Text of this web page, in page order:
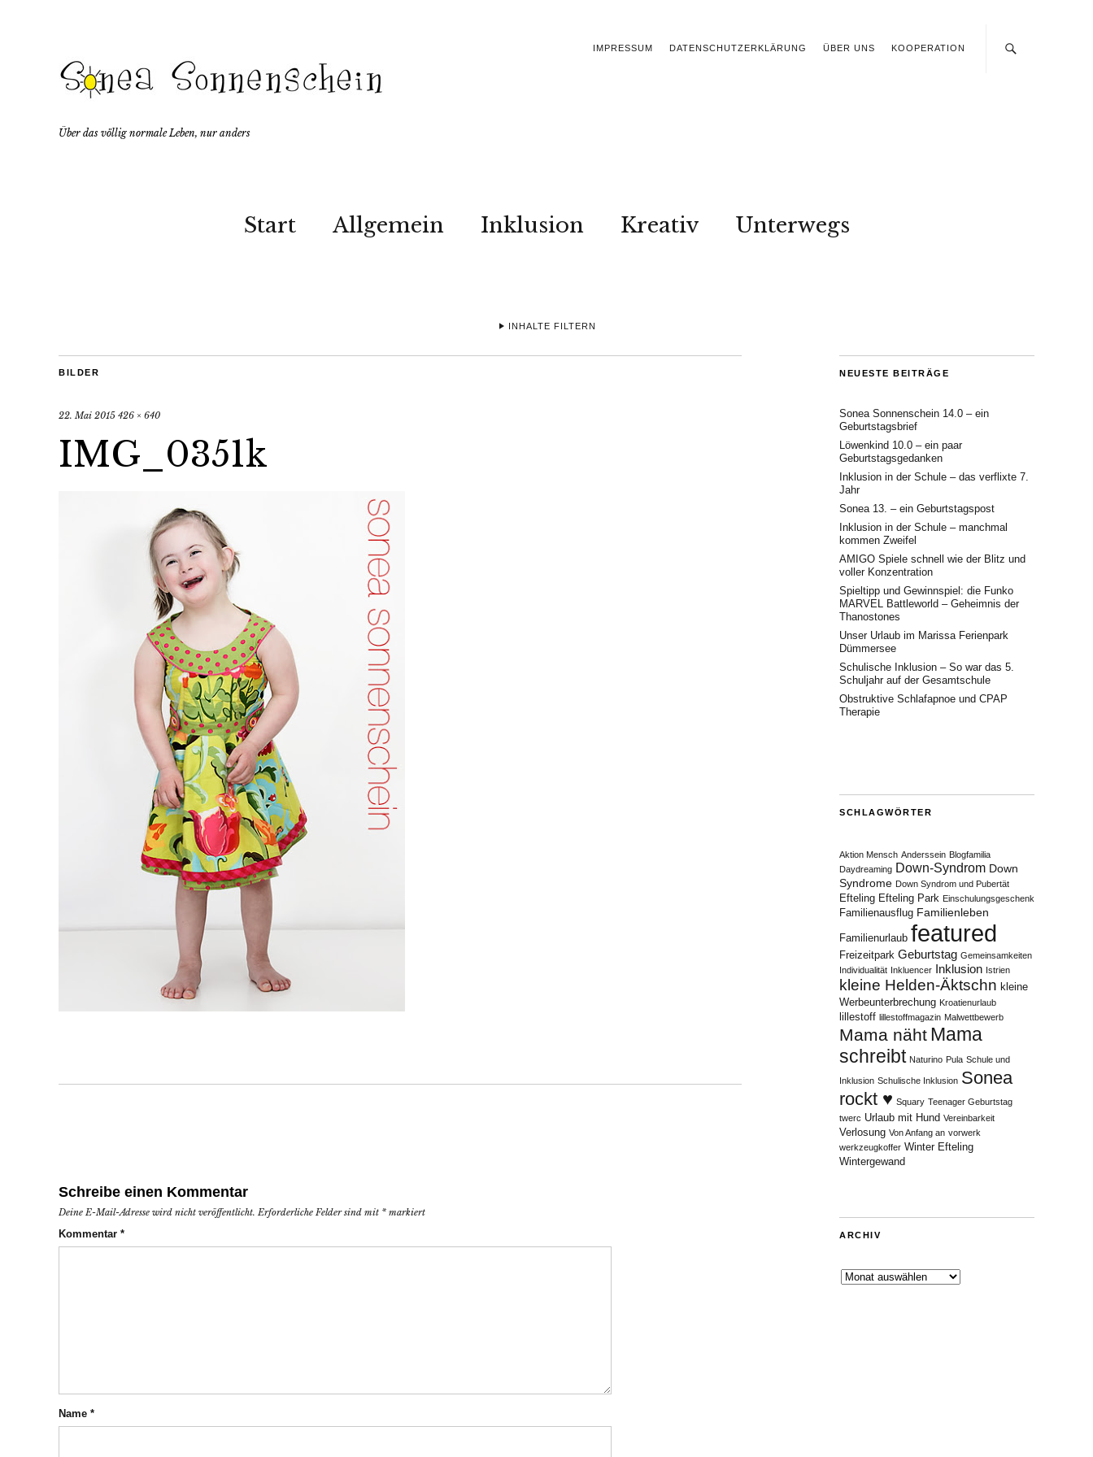
IMPRESSUM DATENSCHUTZERKLÄRUNG ÜBER UNS KOOPERATION
Über das völlig normale Leben, nur anders
Start Allgemein Inklusion Kreativ Unterwegs
INHALTE FILTERN
BILDER
22. Mai 2015 426 × 640
IMG_0351k
Schreibe einen Kommentar
Deine E-Mail-Adresse wird nicht veröffentlicht. Erforderliche Felder sind mit * markiert
Kommentar *
Name *
NEUESTE BEITRÄGE
Sonea Sonnenschein 14.0 – ein
Geburtstagsbrief
Löwenkind 10.0 – ein paar
Geburtstagsgedanken
Inklusion in der Schule – das verflixte 7.
Jahr
Sonea 13. – ein Geburtstagspost
Inklusion in der Schule – manchmal
kommen Zweifel
AMIGO Spiele schnell wie der Blitz und
voller Konzentration
Spieltipp und Gewinnspiel: die Funko
MARVEL Battleworld – Geheimnis der
Thanostones
Unser Urlaub im Marissa Ferienpark
Dümmersee
Schulische Inklusion – So war das 5.
Schuljahr auf der Gesamtschule
Obstruktive Schlafapnoe und CPAP
Therapie
SCHLAGWÖRTER
Aktion Mensch Anderssein Blogfamilia
Daydreaming Down-Syndrom Down
Syndrome Down Syndrom und Pubertät
Efteling Efteling Park Einschulungsgeschenk
Familienausflug Familienleben
Familienurlaub featured
Freizeitpark Geburtstag Gemeinsamkeiten
Individualität Inkluencer Inklusion Istrien
kleine Helden-Äktschn kleine
Werbeunterbrechung Kroatienurlaub
lillestoff lillestoffmagazin Malwettbewerb
Mama näht Mama
schreibt Naturino Pula Schule und
Inklusion Schulische Inklusion Sonea
rockt ♥ Squary Teenager Geburtstag
twerc Urlaub mit Hund Vereinbarkeit
Verlosung Von Anfang an vorwerk
werkzeugkoffer Winter Efteling
Wintergewand
ARCHIV
Archiv